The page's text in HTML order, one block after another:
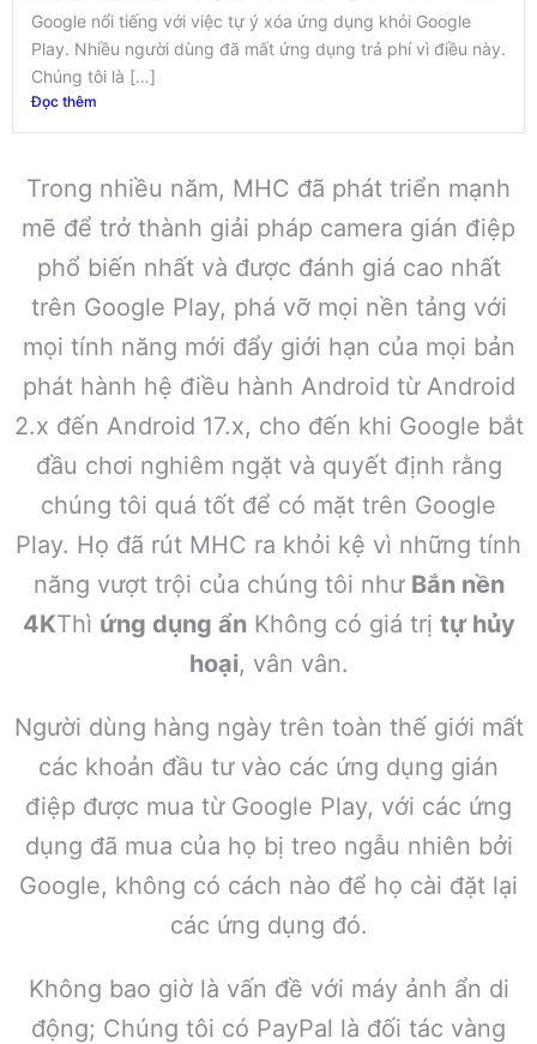
Google nổi tiếng với việc tự ý xóa ứng dụng khỏi Google
Play. Nhiều người dùng đã mất ứng dụng trả phí vì điều này.
Chúng tôi là […]
Đọc thêm
Trong nhiều năm, MHC đã phát triển mạnh
mẽ để trở thành giải pháp camera gián điệp
phổ biến nhất và được đánh giá cao nhất
trên Google Play, phá vỡ mọi nền tảng với
mọi tính năng mới đẩy giới hạn của mọi bản
phát hành hệ điều hành Android từ Android
2.x đến Android 17.x, cho đến khi Google bắt
đầu chơi nghiêm ngặt và quyết định rằng
chúng tôi quá tốt để có mặt trên Google
Play. Họ đã rút MHC ra khỏi kệ vì những tính
năng vượt trội của chúng tôi như Bắn nền
4KThì ứng dụng ẩnKhông có giá trị tự hủy
hoại, vân vân.
Người dùng hàng ngày trên toàn thế giới mất
các khoản đầu tư vào các ứng dụng gián
điệp được mua từ Google Play, với các ứng
dụng đã mua của họ bị treo ngẫu nhiên bởi
Google, không có cách nào để họ cài đặt lại
các ứng dụng đó.
Không bao giờ là vấn đề với máy ảnh ẩn di
động; Chúng tôi có PayPal là đối tác vàng